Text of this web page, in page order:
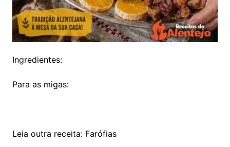
Ingredientes:
Para as migas:
Leia outra receita: Farófias